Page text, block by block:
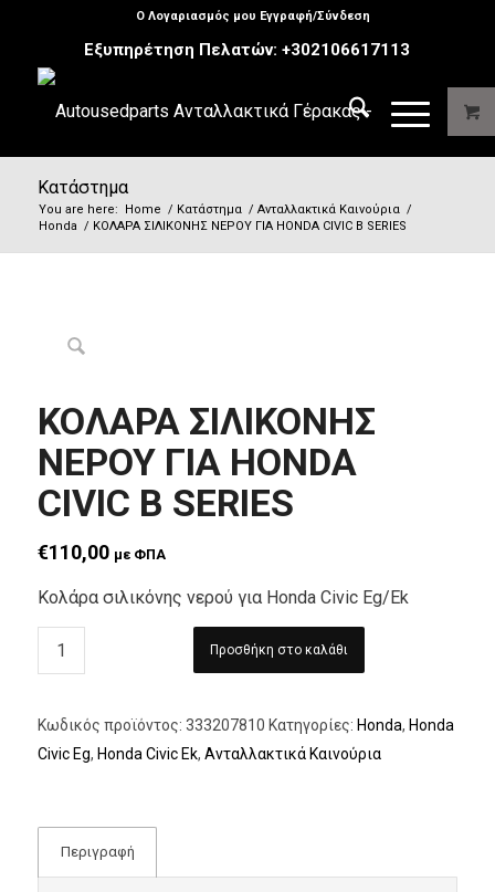
Ο Λογαριασμός μου Εγγραφή/Σύνδεση
Εξυπηρέτηση Πελατών:+302106617113
Κατάστημα
You are here: Home / Κατάστημα / Ανταλλακτικά Καινούρια /
Honda / ΚΟΛΑΡΑ ΣΙΛΙΚΟΝΗΣ ΝΕΡΟΥ ΓΙΑ HONDA CIVIC B SERIES
ΚΟΛΑΡΑ ΣΙΛΙΚΟΝΗΣ
ΝΕΡΟΥ ΓΙΑ HONDA
CIVIC B SERIES
€110,00 με ΦΠΑ
Κολάρα σιλικόνης νερού για Honda Civic Eg/Ek
Προσθήκη στο καλάθι
Κωδικός προϊόντος: 333207810 Κατηγορίες: Honda, Honda
Civic Eg, Honda Civic Ek, Ανταλλακτικά Καινούρια
Περιγραφή